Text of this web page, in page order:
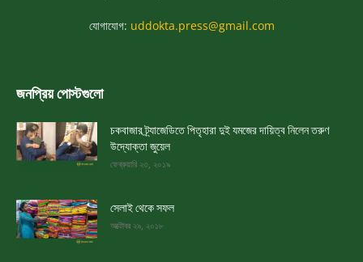
যোগাযোগ: uddokta.press@gmail.com
জনপ্রিয় পোস্টগুলো
চকবাজার ট্র্যাজেডিতে পিতৃহারা দুই যমজের দায়িত্ব নিলেন তরুণ
উদ্যোক্তা জুয়েল
ফেব্রুয়ারি ২৩, ২০১৯
সেলাই থেকে সফল
অক্টোবর ২৯, ২০১৮